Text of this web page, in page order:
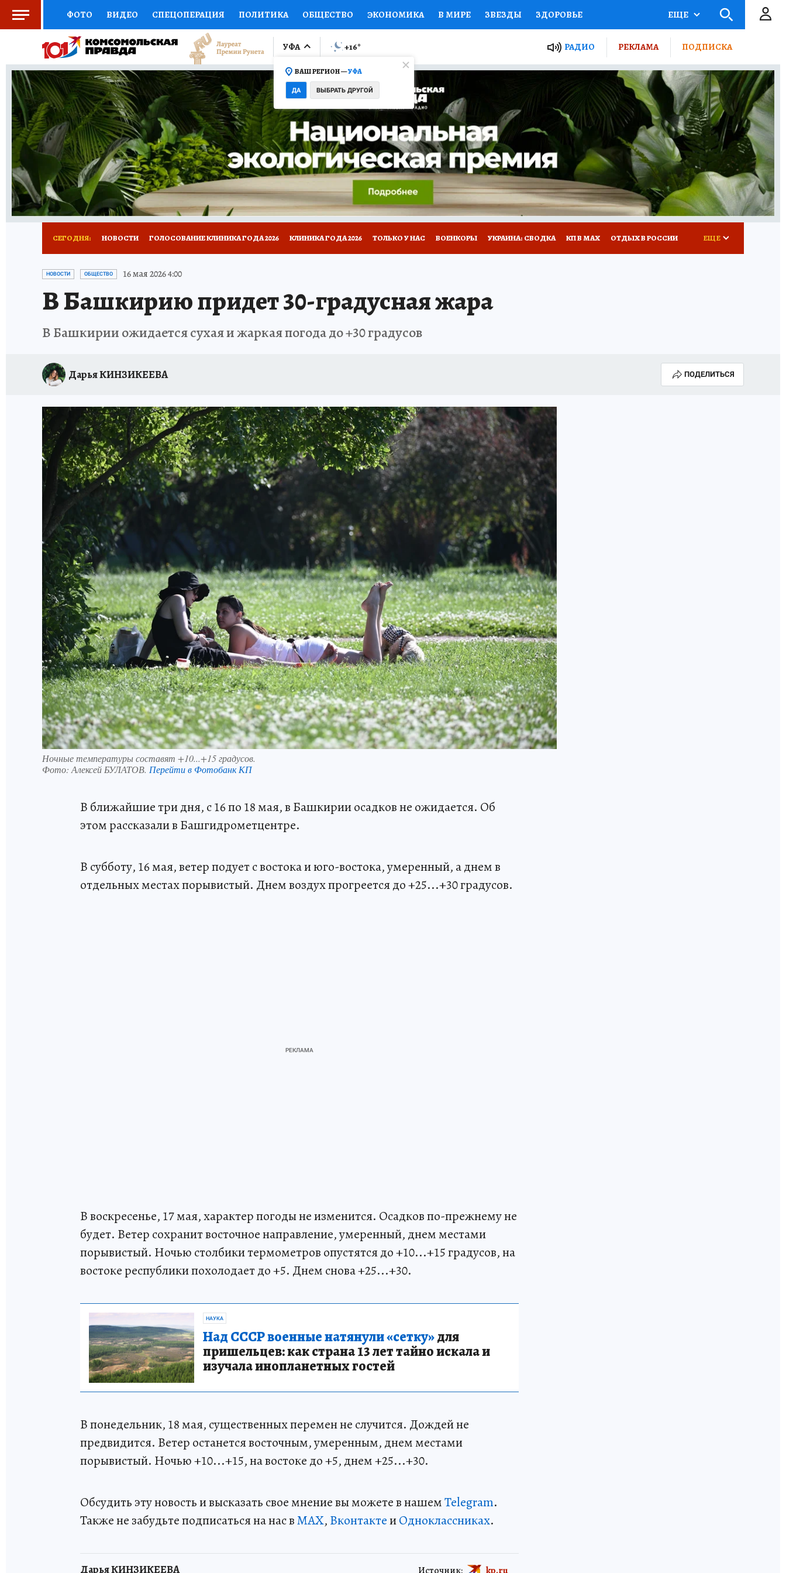
ФОТО ВИДЕО СПЕЦОПЕРАЦИЯ ПОЛИТИКА ОБЩЕСТВО ЭКОНОМИКА В МИРЕ ЗВЕЗДЫ ЗДОРОВЬЕ
СОЦПОДДЕРЖКА НАУКА СПОРТ КОЛУМНИСТЫ ПРОИСШЕСТВИЯ НАЦИОНАЛЬНЫЕ ПРОЕКТЫ РОССИИ
ВЫБОР ЭКСПЕРТОВ ДОКТОР ФИНАНСЫ ОТКРЫВАЕМ МИР СЕМЬЯ ЖЕНСКИЕ СЕКРЕТЫ ПУТЕВОДИТЕЛЬ
КНИЖНАЯ ПОЛКА ПРОГНОЗЫ НА СПОРТ ПРОМОКОДЫ СЕРИАЛЫ СПЕЦПРОЕКТЫ ДЕФИЦИТ ЖЕЛЕЗА ТУРИЗМ
ПРЕСС-ЦЕНТР НЕДВИЖИМОСТЬ ТЕЛЕВИЗОР КОЛЛЕКЦИИ КОНКУРСЫ РАБОТА У НАС ГИД ПОТРЕБИТЕЛЯ ВСЕ О КП
РАДИО КП РЕКЛАМА ТЕСТЫ НОВОЕ НА САЙТЕ
ЕЩЕ
УФА
ВАШ РЕГИОН —УФА
ДА ВЫБРАТЬ ДРУГОЙ
+16° РАДИО РЕКЛАМА ПОДПИСКА
СЕГОДНЯ: НОВОСТИ ГОЛОСОВАНИЕ КЛИНИКА ГОДА 2026 КЛИНИКА ГОДА 2026 ТОЛЬКО У НАС ВОЕНКОРЫ УКРАИНА: СВОДКА КП В МАХ ОТДЫХ В РОССИИ
ЗАПОВЕДНАЯ РОССИЯ
ЕЩЕ
НОВОСТИ ОБЩЕСТВО 16 мая 2026 4:00
В Башкирию придет 30-градусная жара
В Башкирии ожидается сухая и жаркая погода до +30 градусов
Дарья КИНЗИКЕЕВА ПОДЕЛИТЬСЯ
Ночные температуры составят +10...+15 градусов.
Фото: Алексей БУЛАТОВ. Перейти в Фотобанк КП
В ближайшие три дня, с 16 по 18 мая, в Башкирии осадков не ожидается. Об
этом рассказали в Башгидрометцентре.
В субботу, 16 мая, ветер подует с востока и юго-востока, умеренный, а днем в
отдельных местах порывистый. Днем воздух прогреется до +25...+30 градусов.
В воскресенье, 17 мая, характер погоды не изменится. Осадков по-прежнему не
будет. Ветер сохранит восточное направление, умеренный, днем местами
порывистый. Ночью столбики термометров опустятся до +10...+15 градусов, на
востоке республики похолодает до +5. Днем снова +25...+30.
НАУКА
Над СССР военные натянули «сетку»для
пришельцев: как страна 13 лет тайно искала и
изучала инопланетных гостей
В понедельник, 18 мая, существенных перемен не случится. Дождей не
предвидится. Ветер останется восточным, умеренным, днем местами
порывистый. Ночью +10...+15, на востоке до +5, днем +25...+30.
Обсудить эту новость и высказать свое мнение вы можете в нашемTelegram.
Также не забудьте подписаться на нас вMAX, ВконтактеиОдноклассниках.
Дарья КИНЗИКЕЕВА Источник: kp.ru